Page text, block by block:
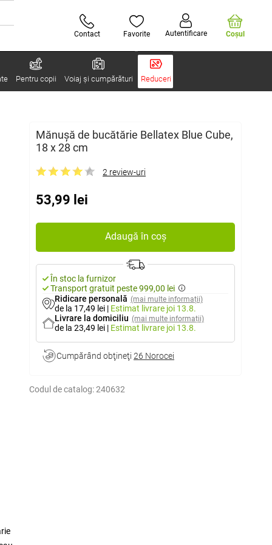
Contact Favorite Autentificare Coşul
Pentru copii Voiaj și cumpărături Reduceri
Mănușă de bucătărie Bellatex Blue Cube,
18 x 28 cm
2 review-uri
53,99 lei
Adaugă în coș
În stoc la furnizor
Transport gratuit peste 999,00 lei
Ridicare personală (mai multe informații)
de la 17,49 lei | Estimat livrare joi 13.8.
Livrare la domiciliu (mai multe informații)
de la 23,49 lei | Estimat livrare joi 13.8.
Cumpărând obţineţi 26 Norocei
Codul de catalog:240632